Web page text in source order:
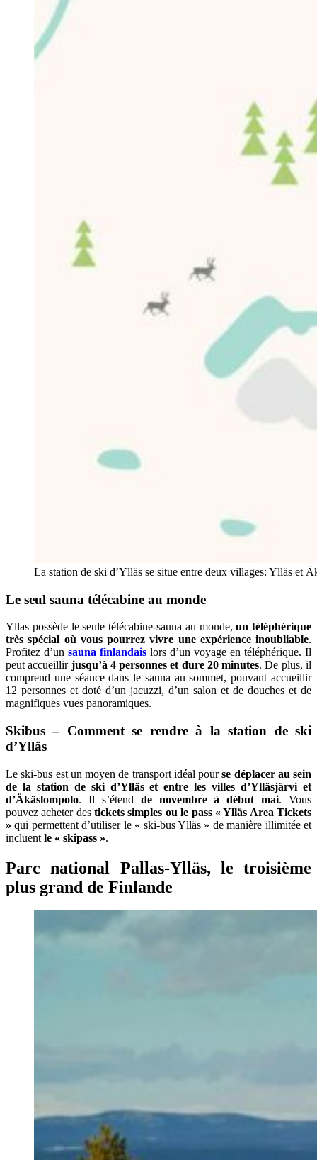
La station de ski d’Ylläs se situe entre deux villages: Ylläs et
Le seul sauna télécabine au monde
Yllas possède le seule télécabine-sauna au monde,un téléphérique
très spécial où vous pourrez vivre une expérience inoubliable.
Profitez d’un sauna finlandais lors d’un voyage en téléphérique. Il
peut accueillirjusqu’à 4 personnes et dure 20 minutes. De plus, il
comprend une séance dans le sauna au sommet, pouvant accueillir
12 personnes et doté d’un jacuzzi, d’un salon et de douches et de
magnifiques vues panoramiques.
Skibus – Comment se rendre à la station de ski
d’Ylläs
Le ski-bus est un moyen de transport idéal pourse déplacer au sein
de la station de ski d’Ylläs et entre les villes d’Ylläsjärvi et
d’Äkäslompolo. Il s’étend de novembre à début mai. Vous
pouvez acheter destickets simples ou le pass « Ylläs Area Tickets
» qui permettent d’utiliser le « ski-bus Ylläs » de manière illimitée et
incluent le « skipass ».
Parc national Pallas-Ylläs, le troisième
plus grand de Finlande